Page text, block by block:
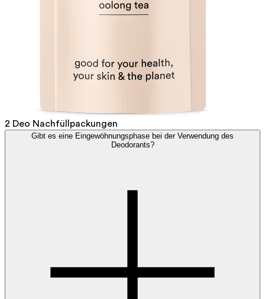
2 Deo Nachfüllpackungen
Gibt es eine Eingewöhnungsphase bei der Verwendung des
Deodorants?